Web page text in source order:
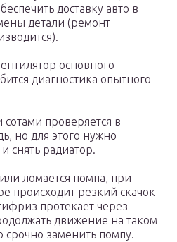
доставку авто в
детали (ремонт
основного
диагностика опытного
проверяется в
но для этого нужно
снять радиатор.
ломается помпа, при
происходит резкий скачок
протекает через
движение на таком
срочно заменить помпу.